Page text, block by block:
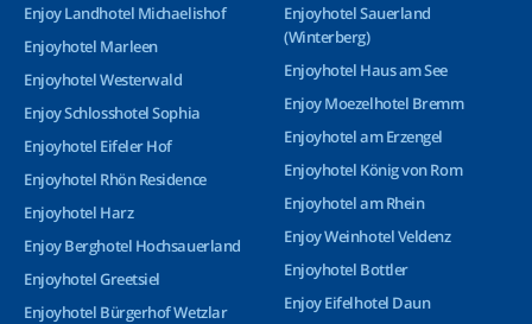
Enjoy Landhotel Michaelishof
Enjoyhotel Marleen
Enjoyhotel Westerwald
Enjoy Schlosshotel Sophia
Enjoyhotel Eifeler Hof
Enjoyhotel Rhön Residence
Enjoyhotel Harz
Enjoy Berghotel Hochsauerland
Enjoyhotel Greetsiel
Enjoyhotel Bürgerhof Wetzlar
Enjoyhotel Sauerland
(Winterberg)
Enjoyhotel Haus am See
Enjoy Moezelhotel Bremm
Enjoyhotel am Erzengel
Enjoyhotel König von Rom
Enjoyhotel am Rhein
Enjoy Weinhotel Veldenz
Enjoyhotel Bottler
Enjoy Eifelhotel Daun